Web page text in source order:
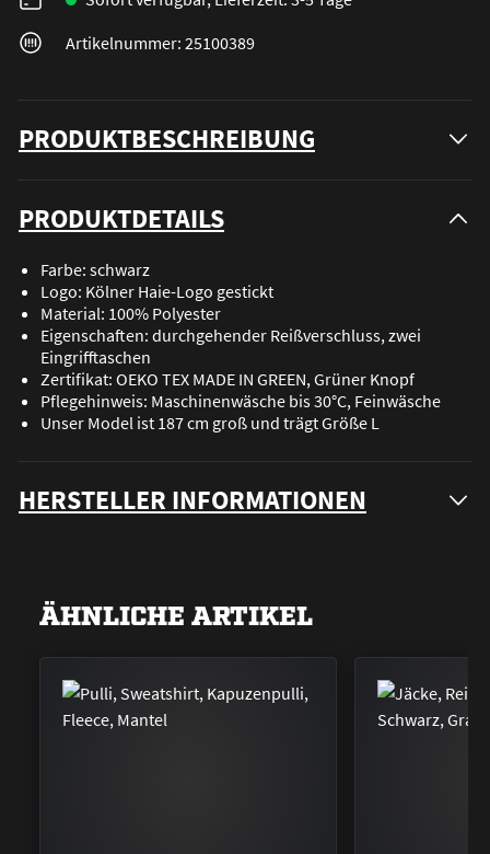
Artikelnummer: 25100389
PRODUKTBESCHREIBUNG
PRODUKTDETAILS
Farbe: schwarz
Logo: Kölner Haie-Logo gestickt
Material: 100% Polyester
Eigenschaften: durchgehender Reißverschluss, zwei
Eingrifftaschen
Zertifikat: OEKO TEX MADE IN GREEN, Grüner Knopf
Pflegehinweis: Maschinenwäsche bis 30°C, Feinwäsche
Unser Model ist 187 cm groß und trägt Größe L
HERSTELLER INFORMATIONEN
ÄHNLICHE ARTIKEL